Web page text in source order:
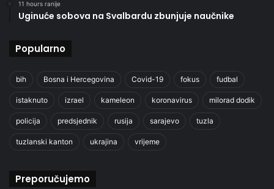
11 hours ranije
Uginuće sobova na Svalbardu zbunjuje naučnike
Popularno
bih Bosna i Hercegovina Covid-19 fokus fudbal
istaknuto izrael kameleon koronavirus milorad dodik
policija predsjednik rusija sarajevo tuzla
tuzlanski kanton ukrajina vrijeme
Preporučujemo